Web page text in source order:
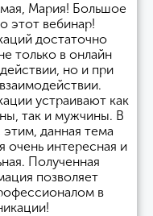
Мария! Большое
этот вебинар!
достаточно
только в онлайн
но и при
устраивают как
так и мужчины. В
этим, данная тема
очень интересная и
Полученная
позволяет
в